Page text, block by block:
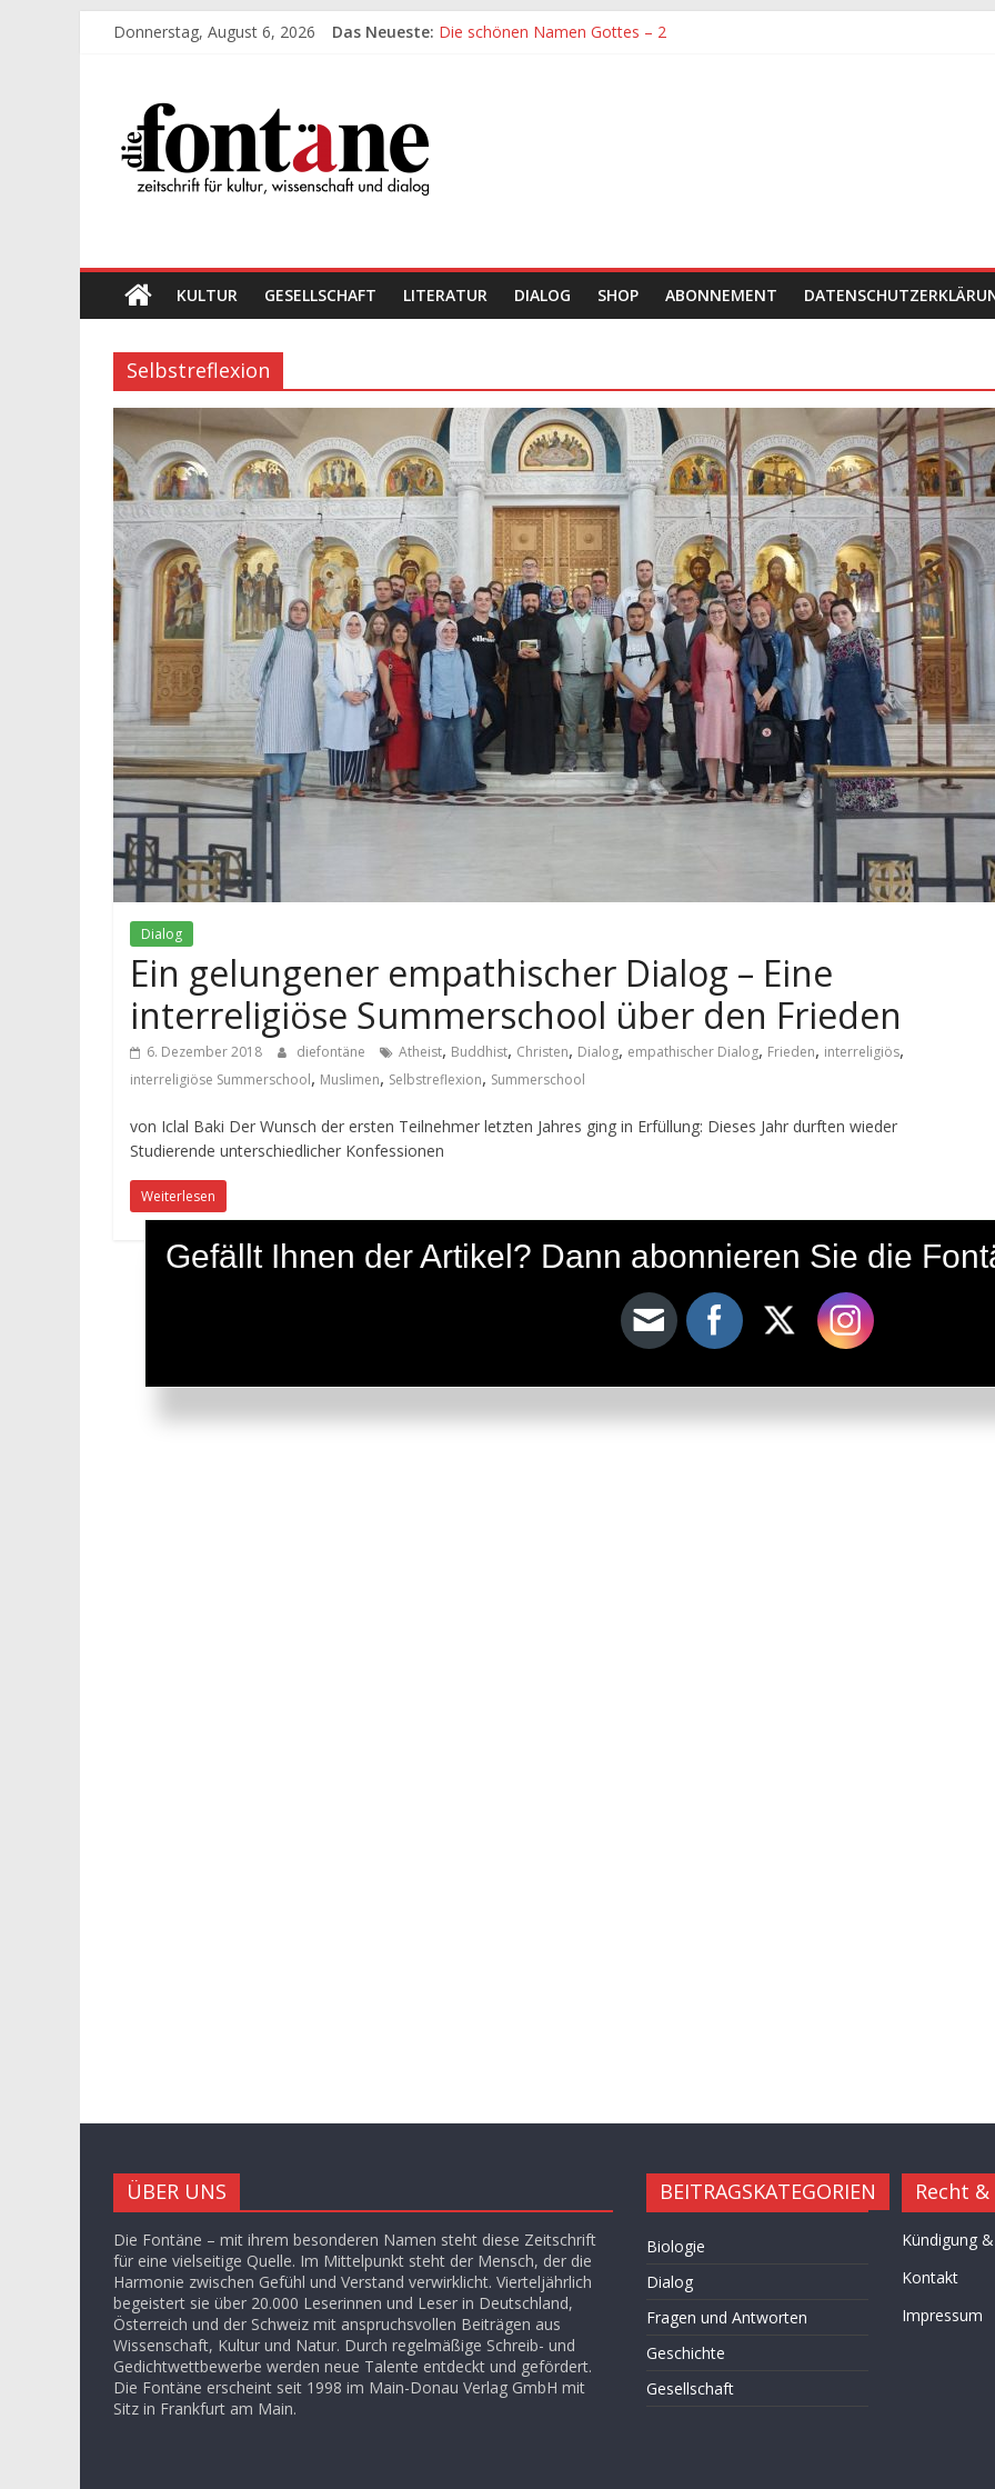
ZumDonnerstag, August 6, 2026 Das Neueste: Die schönen Namen Gottes – 2
Die
Fontäne
kultur,
wissenschaft
und
KULTUR GESELLSCHAFT LITERATUR DIALOG SHOP ABONNEMENT
Selbstreflexion
Dialog
Ein gelungener empathischer Dialog – Eine
interreligiöse Summerschool über den Frieden
6. Dezember 2018 diefontäne Atheist, Buddhist, Christen, Dialog, empathischer Dialog, Frieden, interreligiös,
interreligiöse Summerschool, Muslimen, Selbstreflexion, Summerschool
von Iclal Baki Der Wunsch der ersten Teilnehmer letzten Jahres ging in Erfüllung: Dieses Jahr durften wieder
Studierende unterschiedlicher Konfessionen
Weiterlesen
ÜBER UNS
Die Fontäne – mit ihrem besonderen Namen steht diese Zeitschrift
für eine vielseitige Quelle. Im Mittelpunkt steht der Mensch, der die
Harmonie zwischen Gefühl und Verstand verwirklicht. Vierteljährlich
begeistert sie über 20.000 Leserinnen und Leser in Deutschland,
Österreich und der Schweiz mit anspruchsvollen Beiträgen aus
Wissenschaft, Kultur und Natur. Durch regelmäßige Schreib- und
Gedichtwettbewerbe werden neue Talente entdeckt und gefördert.
Die Fontäne erscheint seit 1998 im Main-Donau Verlag GmbH mit
Sitz in Frankfurt am Main.
BEITRAGSKATEGORIEN
Biologie
Dialog
Fragen und Antworten
Geschichte
Gesellschaft
Recht
Kündigung
Kontakt
Impressum
Gefällt Ihnen der Artikel? Dann abonnieren Sie die